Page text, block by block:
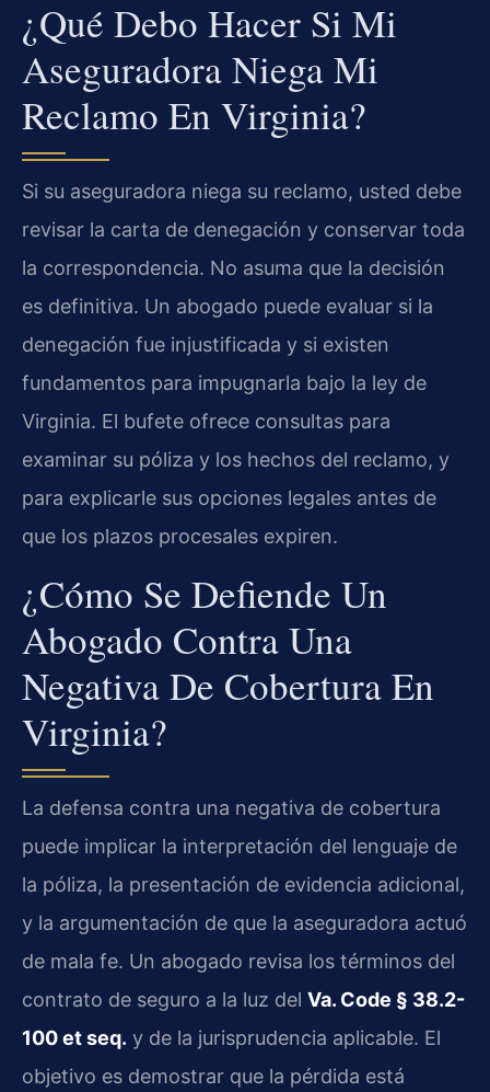
¿Qué Debo Hacer Si Mi
Aseguradora Niega Mi
Reclamo En Virginia?
Si su aseguradora niega su reclamo, usted debe
revisar la carta de denegación y conservar toda
la correspondencia. No asuma que la decisión
es definitiva. Un abogado puede evaluar si la
denegación fue injustificada y si existen
fundamentos para impugnarla bajo la ley de
Virginia. El bufete ofrece consultas para
examinar su póliza y los hechos del reclamo, y
para explicarle sus opciones legales antes de
que los plazos procesales expiren.
¿Cómo Se Defiende Un
Abogado Contra Una
Negativa De Cobertura En
Virginia?
La defensa contra una negativa de cobertura
puede implicar la interpretación del lenguaje de
la póliza, la presentación de evidencia adicional,
y la argumentación de que la aseguradora actuó
de mala fe. Un abogado revisa los términos del
contrato de seguro a la luz del Va. Code § 38.2-
100 et seq. y de la jurisprudencia aplicable. El
objetivo es demostrar que la pérdida está